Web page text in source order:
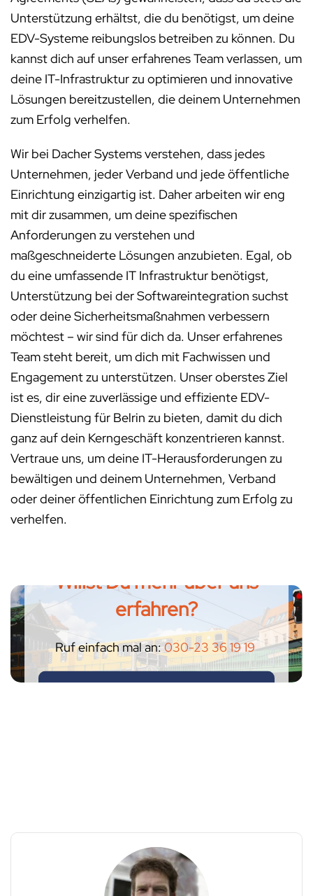
Unterstützung erhältst, die du benötigst, um deine
EDV-Systeme reibungslos betreiben zu können. Du
kannst dich auf unser erfahrenes Team verlassen, um
deine IT-Infrastruktur zu optimieren und innovative
Lösungen bereitzustellen, die deinem Unternehmen
zum Erfolg verhelfen.
Wir bei Dacher Systems verstehen, dass jedes
Unternehmen, jeder Verband und jede öffentliche
Einrichtung einzigartig ist. Daher arbeiten wir eng
mit dir zusammen, um deine spezifischen
Anforderungen zu verstehen und
maßgeschneiderte Lösungen anzubieten. Egal, ob
du eine umfassende IT Infrastruktur benötigst,
Unterstützung bei der Softwareintegration suchst
oder deine Sicherheitsmaßnahmen verbessern
möchtest – wir sind für dich da. Unser erfahrenes
Team steht bereit, um dich mit Fachwissen und
Engagement zu unterstützen. Unser oberstes Ziel
ist es, dir eine zuverlässige und effiziente EDV-
Dienstleistung für Belrin zu bieten, damit du dich
ganz auf dein Kerngeschäft konzentrieren kannst.
Vertraue uns, um deine IT-Herausforderungen zu
bewältigen und deinem Unternehmen, Verband
oder deiner öffentlichen Einrichtung zum Erfolg zu
verhelfen.
Willst Du mehr über uns
erfahren?
Ruf einfach mal an:030-23 36 19 19
ODER SCHICK NE MAIL